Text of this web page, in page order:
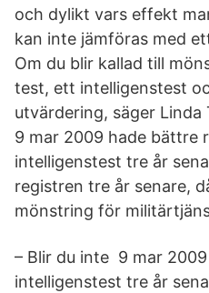
och dylikt vars effekt
kan inte jämföras med
Om du blir kallad till
test, ett intelligenstest
utvärdering, säger Linda
9 mar 2009 hade bättre
intelligenstest tre år
registren tre år senare,
mönstring för
– Blir du inte 9 mar
intelligenstest tre år